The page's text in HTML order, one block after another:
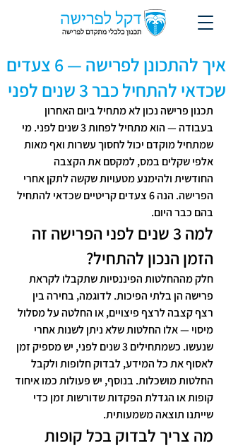
איך להתכונן לפרישה — 6 צעדים
שכדאי להתחיל כבר 3 שנים לפני
תכנון פרישה נכון לא מתחיל ביום האחרון
בעבודה — הוא מתחיל לפחות 3 שנים לפני. מי
שמתחיל מוקדם יכול לחסוך עשרות ואף מאות
אלפי שקלים במס, למקסם את הקצבה
החודשית ולהימנע מטעויות שקשה לתקן אחרי
הפרישה. הנה 6 צעדים קריטיים שכדאי להתחיל
בהם כבר היום.
למה 3 שנים לפני הפרישה זה
הזמן הנכון להתחיל?
חלק מההחלטות הפיננסיות שתקבלו לקראת
פרישה הן בלתי הפיכות. לדוגמה, בחירה בין
רצף קצבה לרצף פיצויים, או החלטה על מסלול
מיסוי — אלו החלטות שלא ניתן לשנות אחרי
שנעשו. כשמתחילים 3 שנים לפני, יש מספיק זמן
לאסוף את כל המידע, לבדוק חלופות ולקבל
החלטות מושכלות. בנוסף, יש פעולות כמו איחוד
קופות או הגדלת הפקדות שדורשות זמן כדי
שייתנו תוצאה משמעותית.
מה צריך לבדוק בכל קופות